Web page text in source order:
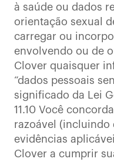
à saúde ou dados
orientação sexual
carregar ou
envolvendo ou de
Clover quaisquer
“dados pessoais
significado da Lei
11.10 Você
razoável (incluindo
evidências
Clover a cumprir